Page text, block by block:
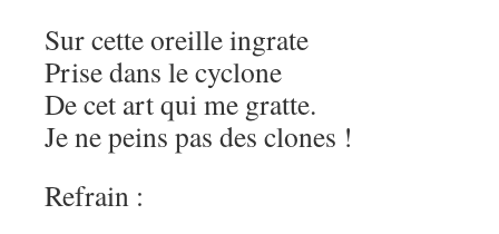
Sur cette oreille ingrate
Prise dans le cyclone
De cet art qui me gratte.
Je ne peins pas des clones !
Refrain :